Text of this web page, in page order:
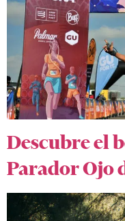
Descubre el
Parador Ojo